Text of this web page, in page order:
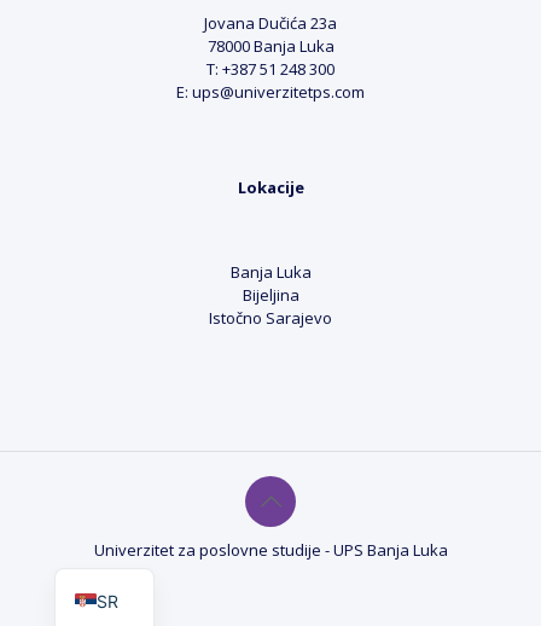
Jovana Dučića 23a
78000 Banja Luka
T: +387 51 248 300
E: ups@univerzitetps.com
Lokacije
Banja Luka
Bijeljina
Istočno Sarajevo
Univerzitet za poslovne studije - UPS Banja Luka
SR
EN